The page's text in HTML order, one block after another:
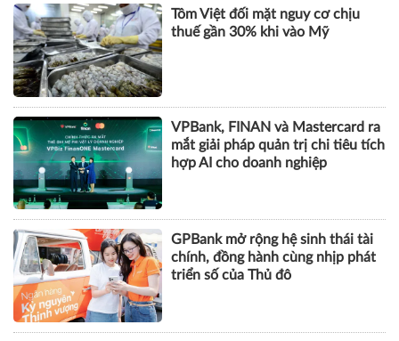
Tôm Việt đối mặt nguy cơ chịu
thuế gần 30% khi vào Mỹ
VPBank, FINAN và Mastercard ra
mắt giải pháp quản trị chi tiêu tích
hợp AI cho doanh nghiệp
GPBank mở rộng hệ sinh thái tài
chính, đồng hành cùng nhịp phát
triển số của Thủ đô